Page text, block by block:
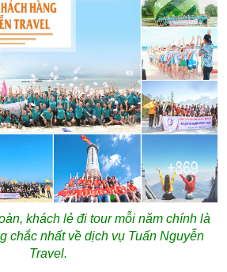
khách lẻ đi tour mỗi năm chính là
chắc nhất về dịch vụ Tuấn Nguyễn
Travel.